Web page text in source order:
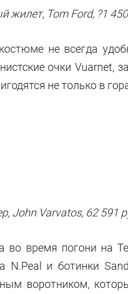
жилет, Tom Ford, ?1
не всегда
очки
не только в
John Varvatos, 62 591
во время погони на
N.Peal и ботинки
воротником,